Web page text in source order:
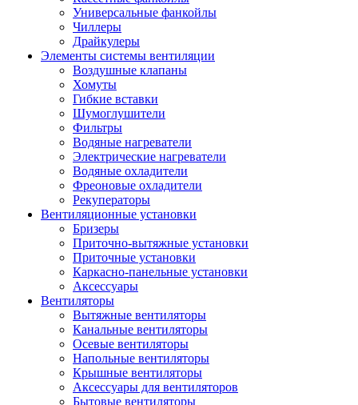
Универсальные фанкойлы
Чиллеры
Драйкулеры
Элементы системы вентиляции
Воздушные клапаны
Хомуты
Гибкие вставки
Шумоглушители
Фильтры
Водяные нагреватели
Электрические нагреватели
Водяные охладители
Фреоновые охладители
Рекуператоры
Вентиляционные установки
Бризеры
Приточно-вытяжные установки
Приточные установки
Каркасно-панельные установки
Аксессуары
Вентиляторы
Вытяжные вентиляторы
Канальные вентиляторы
Осевые вентиляторы
Напольные вентиляторы
Крышные вентиляторы
Аксессуары для вентиляторов
Бытовые вентиляторы